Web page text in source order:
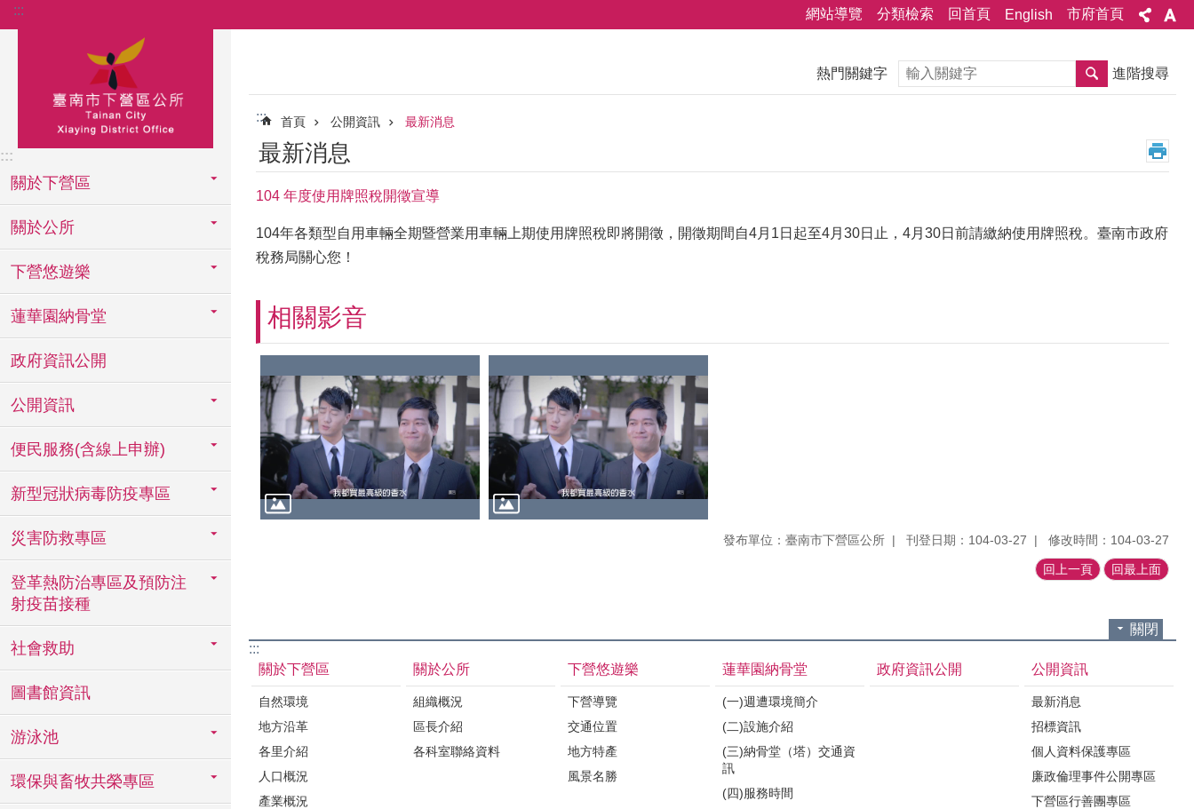
跳到主要內容區塊
::: 網站導覽 分類檢索 回首頁 English 市府首頁
:::
關於下營區
關於公所
下營悠遊樂
蓮華園納骨堂
政府資訊公開
公開資訊
便民服務(含線上申辦)
新型冠狀病毒防疫專區
災害防救專區
登革熱防治專區及預防注
射疫苗接種
社會救助
圖書館資訊
游泳池
環保與畜牧共榮專區
熱門關鍵字 搜尋 進階搜尋
::: 首頁 公開資訊 最新消息
最新消息
104 年度使用牌照稅開徵宣導
104年各類型自用車輛全期暨營業用車輛上期使用牌照稅即將開徵，開徵期間自4月1日起至4月30日止，4月30日前請繳納使用牌照稅。臺南市政府
稅務局關心您！
相關影音
發布單位：臺南市下營區公所 刊登日期：104-03-27 修改時間：104-03-27
回上一頁 回最上面
關閉
:::
關於下營區
自然環境
地方沿革
各里介紹
人口概況
產業概況
關於公所
組織概況
區長介紹
各科室聯絡資料
下營悠遊樂
下營導覽
交通位置
地方特產
風景名勝
蓮華園納骨堂
(一)週遭環境簡介
(二)設施介紹
(三)納骨堂（塔）交通資
訊
(四)服務時間
政府資訊公開 公開資訊
最新消息
招標資訊
個人資料保護專區
廉政倫理事件公開專區
下營區行善團專區